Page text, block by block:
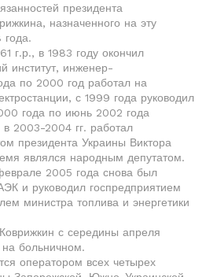
президента
назначенного на эту
года.
в 1983 году окончил
институт, инженер-
по 2000 год работал на
с 1999 года руководил
года по июнь 2002 года
в 2003-2004 гг. работал
президента Украины Виктора
являлся народным депутатом.
2005 года снова был
и руководил госпредприятием
министра топлива и энергетики
с середины апреля
на больничном.
оператором всех четырех